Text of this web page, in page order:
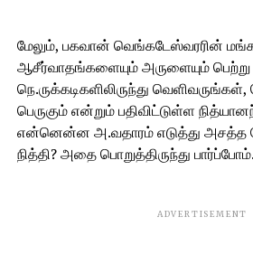
மேலும், பகவான் வெங்கடேஸ்வரரின்
ஆசீர்வாதங்களையும் அருளையும் பெற்று
நெ.ருக்கடிகளிலிருந்து
பெருகும் என்றும் பதிவிட்டுள்ள
என்னென்ன அ.வதாரம் எடுத்து அசத்த
நித்தி? அதை பொறுத்திருந்து பார்ப்போம்.
ADVERTISEMENT